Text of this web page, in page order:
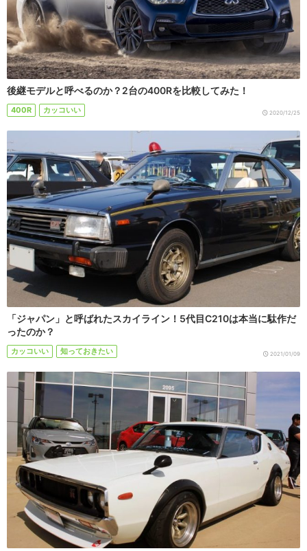
後継モデルと呼べるのか？2台の400Rを比較してみた！
400R カッコいい 2020/12/25
「ジャパン」と呼ばれたスカイライン！5代目C210は本当に駄作だ
ったのか？
カッコいい 知っておきたい 2021/01/09